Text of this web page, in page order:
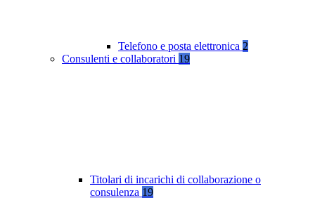
Telefono e posta elettronica 2
Consulenti e collaboratori 19
Titolari di incarichi di collaborazione o
consulenza 19